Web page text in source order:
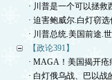
· 川普是一个可以拯救
· 迫害鲍威尔.白灯窃
· 川普总统.美国前途.
【政论391】
· MAGA！美国揭开疮
· 白灯俄乌战、巴以战